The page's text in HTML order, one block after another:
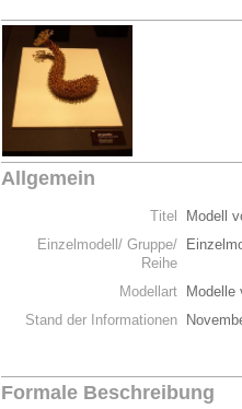
Allgemein
Titel
Modell
Einzelmodell/ Gruppe/
Reihe
Modellart
Modelle
Stand der Informationen
Formale Beschreibung